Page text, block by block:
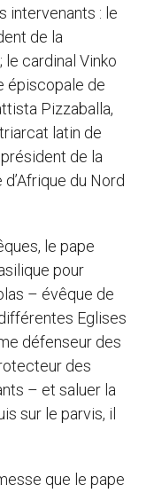
intervenants : le
de la
cardinal Vinko
épiscopale de
Pizzaballa,
latin de
de la
du Nord
le pape
pour
– évêque de
Eglises
défenseur des
des
– et saluer la
sur le parvis, il
que le pape